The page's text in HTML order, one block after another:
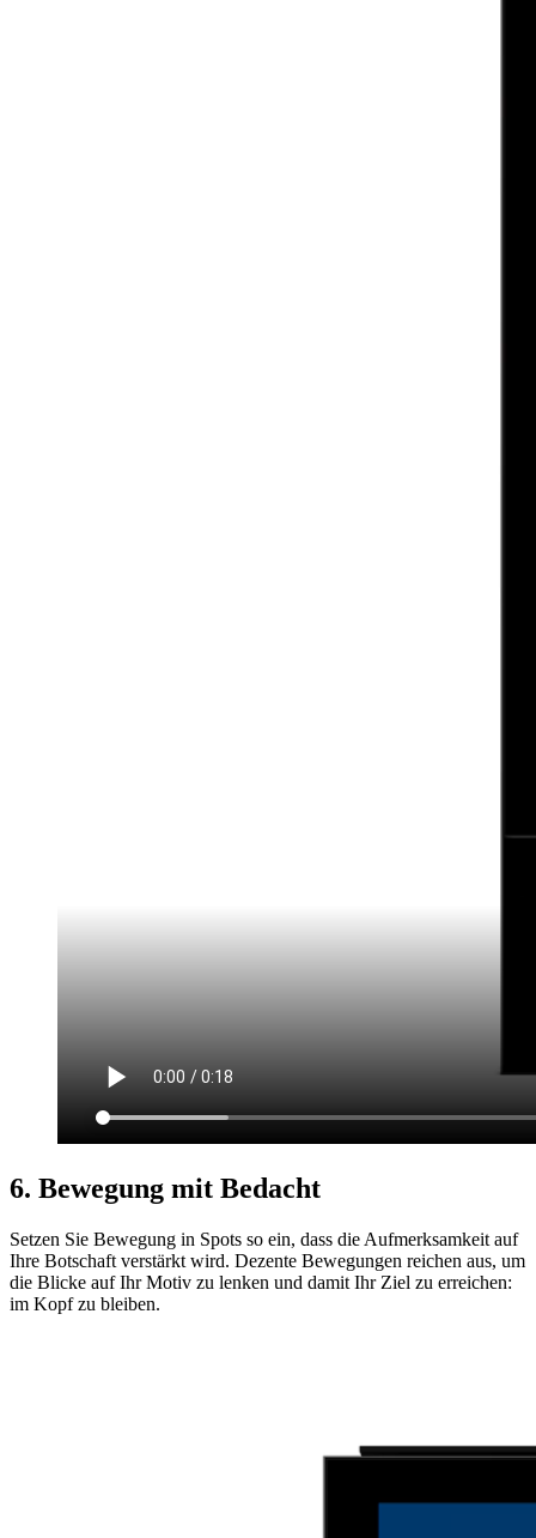
6. Bewegung mit Bedacht
Setzen Sie Bewegung in Spots so ein, dass die Aufmerksamkeit auf
Ihre Botschaft verstärkt wird. Dezente Bewegungen reichen aus, um
die Blicke auf Ihr Motiv zu lenken und damit Ihr Ziel zu erreichen:
im Kopf zu bleiben.